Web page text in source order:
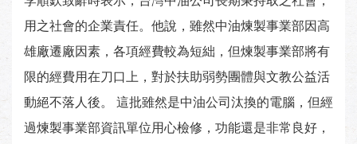
用之社會的企業責任。他說，雖然中油煉製事業部因高
雄廠遷廠因素，各項經費較為短絀，但煉製事業部將有
限的經費用在刀口上，對於扶助弱勢團體與文教公益活
動絕不落人後。 這批雖然是中油公司汰換的電腦，但經
過煉製事業部資訊單位用心檢修，功能還是非常良好，